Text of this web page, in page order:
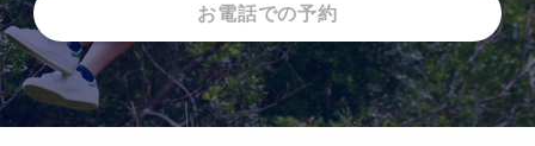
お電話での予約